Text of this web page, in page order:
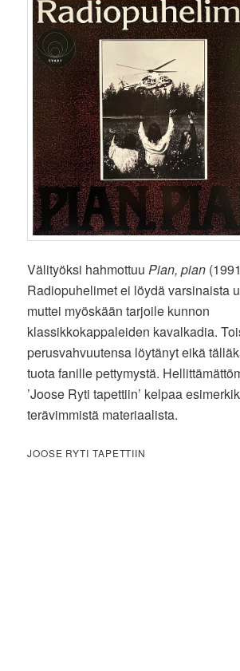
Välityöksi hahmottuuPian, pian
Radiopuhelimet ei löydä varsinaista
muttei myöskään tarjoile kunnon
klassikkokappaleiden kavalkadia.
perusvahvuutensa löytänyt eikä
tuota fanille pettymystä.
’Joose Ryti tapettiin’ kelpaa
terävimmistä materiaalista.
JOOSE RYTI TAPETTIIN